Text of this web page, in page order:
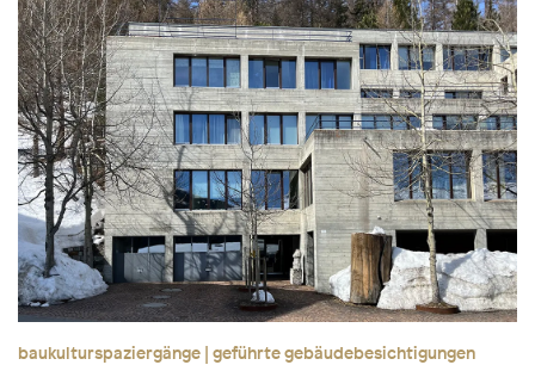
baukulturspaziergänge | geführte gebäudebesichtigungen